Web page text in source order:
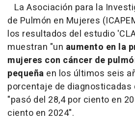
La Asociación para la
de Pulmón en Mujeres
los resultados del estudio
muestran "un aumento en la
mujeres con cáncer de
pequeña en los últimos seis
porcentaje de
"pasó del 28,4 por ciento en
ciento en 2024".